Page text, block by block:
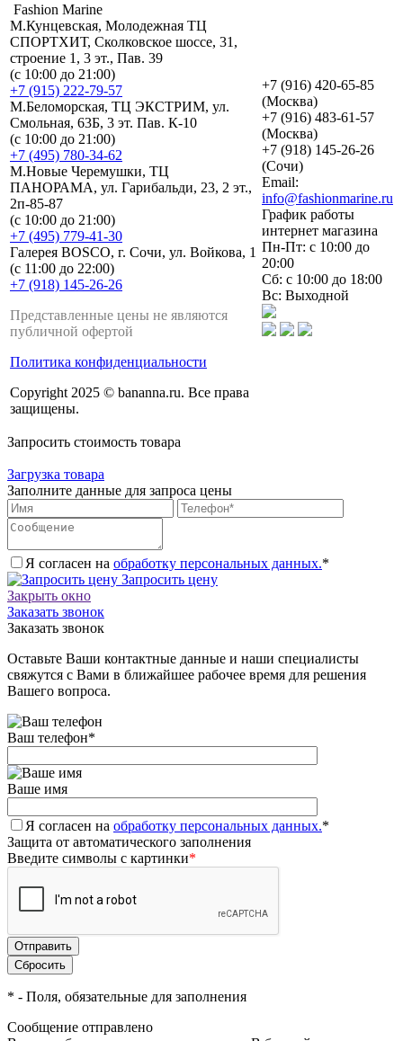
Fashion Marine
М.Кунцевская, Молодежная ТЦ
СПОРТХИТ, Сколковское шоссе, 31,
строение 1, 3 эт., Пав. 39
(с 10:00 до 21:00)
+7 (915) 222-79-57
М.Беломорская, ТЦ ЭКСТРИМ, ул.
Смольная, 63Б, 3 эт. Пав. К-10
(с 10:00 до 21:00)
+7 (495) 780-34-62
М.Новые Черемушки, ТЦ
ПАНОРАМА, ул. Гарибальди, 23, 2 эт.,
2п-85-87
(с 10:00 до 21:00)
+7 (495) 779-41-30
Галерея BOSCO, г. Сочи, ул. Войкова, 1
(с 11:00 до 22:00)
+7 (918) 145-26-26
Представленные цены не являются
публичной офертой
Политика конфиденциальности
Copyright 2025 © bananna.ru. Все права
защищены.
+7 (916) 420-65-85
(Москва)
+7 (916) 483-61-57
(Москва)
+7 (918) 145-26-26
(Сочи)
Email:
info@fashionmarine.ru
График работы
интернет магазина
Пн-Пт: с 10:00 до
20:00
Сб: с 10:00 до 18:00
Вс: Выходной
Запросить стоимость товара
Загрузка товара
Заполните данные для запроса цены
Я согласен на обработку персональных данных.*
Запросить цену
Закрыть окно
Заказать звонок
Заказать звонок
Оставьте Ваши контактные данные и наши специалисты
свяжутся с Вами в ближайшее рабочее время для решения
Вашего вопроса.
Ваш телефон*
Ваше имя
Я согласен на обработку персональных данных.*
Защита от автоматического заполнения
Введите символы с картинки*
* - Поля, обязательные для заполнения
Сообщение отправлено